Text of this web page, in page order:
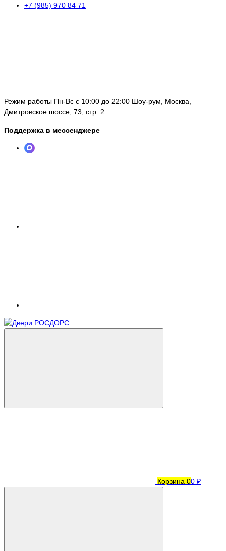
+7 (985) 970 84 71
Режим работы Пн-Вс с 10:00 до 22:00 Шоу-рум, Москва,
Дмитровское шоссе, 73, стр. 2
Поддержка в мессенджере
Корзина 00 ₽